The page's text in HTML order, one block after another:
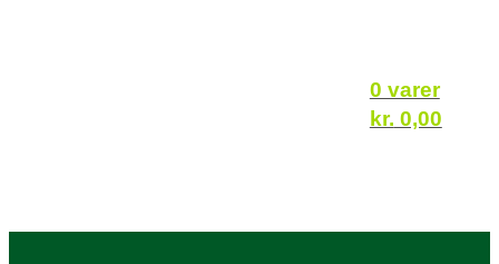
0 varer
kr. 0,00